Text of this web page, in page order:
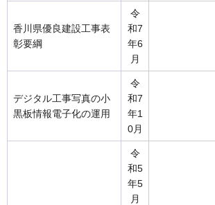
香川県優良建設工事表
彰要綱
令
和7
年6
月
デジタル工事写真の小
黒板情報電子化の運用
令
和7
年1
0月
令
和5
年5
月